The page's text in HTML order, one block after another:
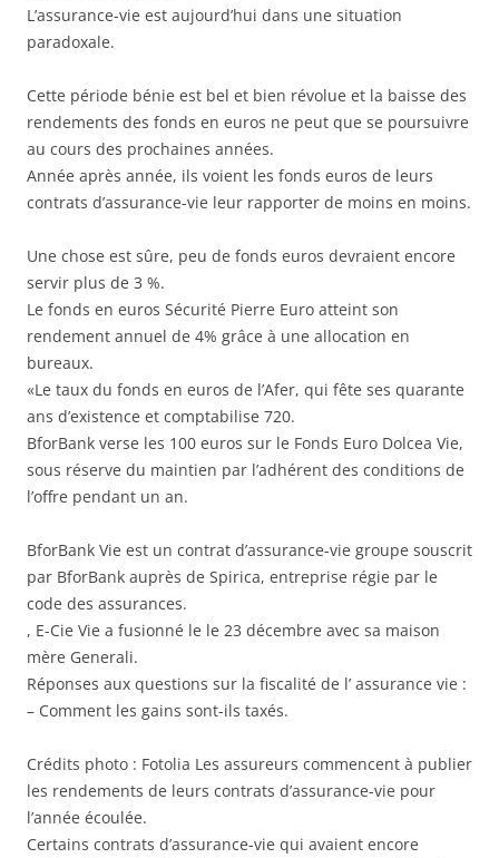
L’assurance-vie est aujourd’hui dans une situation
paradoxale.
Cette période bénie est bel et bien révolue et la baisse des
rendements des fonds en euros ne peut que se poursuivre
au cours des prochaines années.
Année après année, ils voient les fonds euros de leurs
contrats d’assurance-vie leur rapporter de moins en moins.
Une chose est sûre, peu de fonds euros devraient encore
servir plus de 3 %.
Le fonds en euros Sécurité Pierre Euro atteint son
rendement annuel de 4% grâce à une allocation en
bureaux.
«Le taux du fonds en euros de l’Afer, qui fête ses quarante
ans d’existence et comptabilise 720.
BforBank verse les 100 euros sur le Fonds Euro Dolcea Vie,
sous réserve du maintien par l’adhérent des conditions de
l’offre pendant un an.
BforBank Vie est un contrat d’assurance-vie groupe souscrit
par BforBank auprès de Spirica, entreprise régie par le
code des assurances.
, E-Cie Vie a fusionné le le 23 décembre avec sa maison
mère Generali.
Réponses aux questions sur la fiscalité de l’ assurance vie :
– Comment les gains sont-ils taxés.
Crédits photo : Fotolia Les assureurs commencent à publier
les rendements de leurs contrats d’assurance-vie pour
l’année écoulée.
Certains contrats d’assurance-vie qui avaient encore